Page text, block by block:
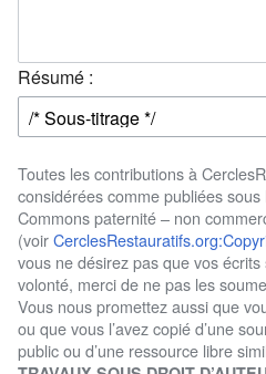
Résumé :
Toutes les contributions à
considérées comme publiées
Commons paternité – non
(voir
vous ne désirez pas que vos
volonté, merci de ne pas les
Vous nous promettez aussi que
ou que vous l’avez copié d’une
public ou d’une ressource libre